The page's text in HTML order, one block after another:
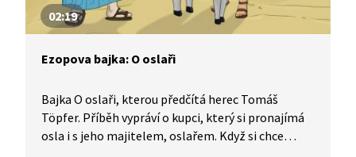
02:19
Ezopova bajka: O oslaři
Bajka O oslaři, kterou předčítá herec Tomáš
Töpfer. Příběh vypráví o kupci, který si pronajímá
osla i s jeho majitelem, oslařem. Když si chce